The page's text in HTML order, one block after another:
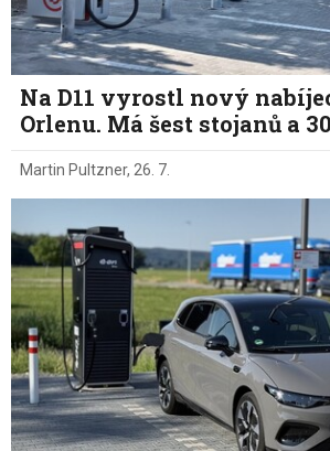
Na D11 vyrostl nový
Orlenu. Má šest stojanů a
Martin Pultzner, 26. 7.